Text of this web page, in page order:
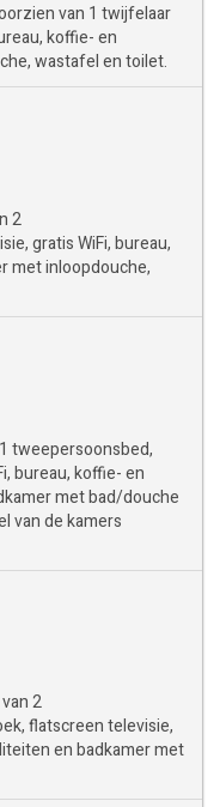
van 1 twijfelaar
koffie- en
wastafel en toilet.
2
gratis WiFi, bureau,
met inloopdouche,
tweepersoonsbed,
bureau, koffie- en
met bad/douche
van de kamers
2
flatscreen televisie,
en badkamer met